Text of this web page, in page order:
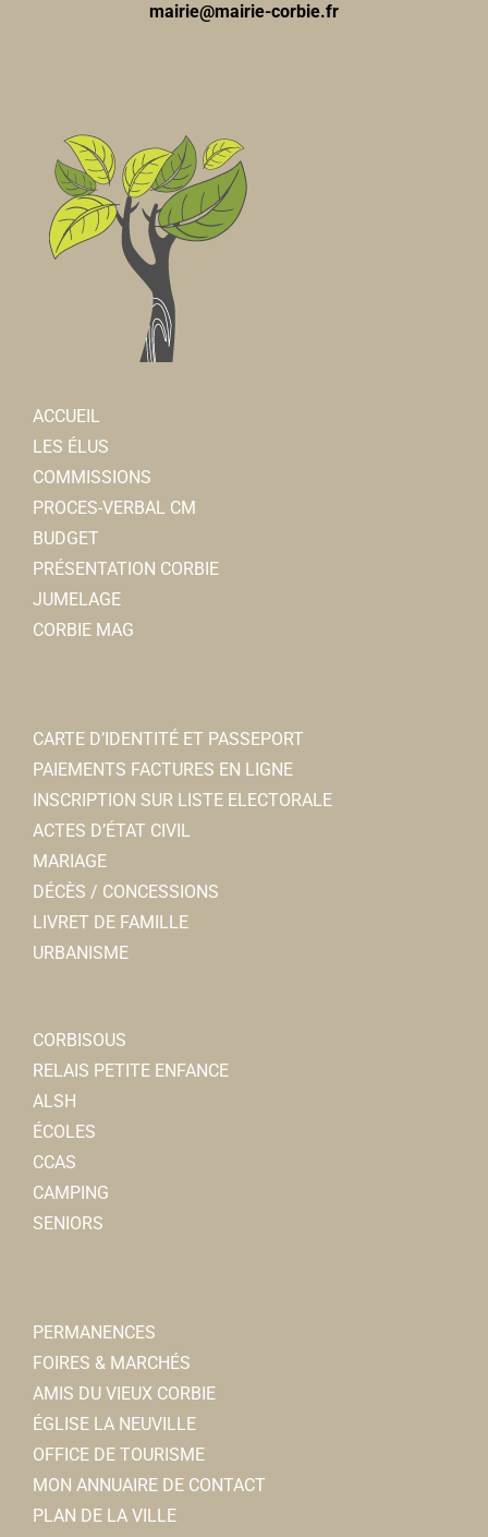
mairie@mairie-corbie.fr
ACCUEIL
LES ÉLUS
COMMISSIONS
PROCES-VERBAL CM
BUDGET
PRÉSENTATION CORBIE
JUMELAGE
CORBIE MAG
CARTE D’IDENTITÉ ET PASSEPORT
PAIEMENTS FACTURES EN LIGNE
INSCRIPTION SUR LISTE ELECTORALE
ACTES D’ÉTAT CIVIL
MARIAGE
DÉCÈS / CONCESSIONS
LIVRET DE FAMILLE
URBANISME
CORBISOUS
RELAIS PETITE ENFANCE
ALSH
ÉCOLES
CCAS
CAMPING
SENIORS
PERMANENCES
FOIRES & MARCHÉS
AMIS DU VIEUX CORBIE
ÉGLISE LA NEUVILLE
OFFICE DE TOURISME
MON ANNUAIRE DE CONTACT
PLAN DE LA VILLE